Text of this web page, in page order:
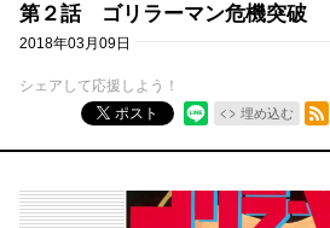
第２話 ゴリラーマン危機突破
2018年03月09日
シェアして応援しよう！
ポスト
埋め込む
RSSフィード